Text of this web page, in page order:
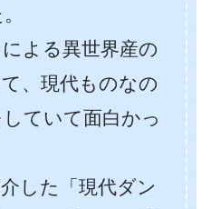
よる異世界産の
、現代ものなの
ていて面白かっ
した「現代ダン